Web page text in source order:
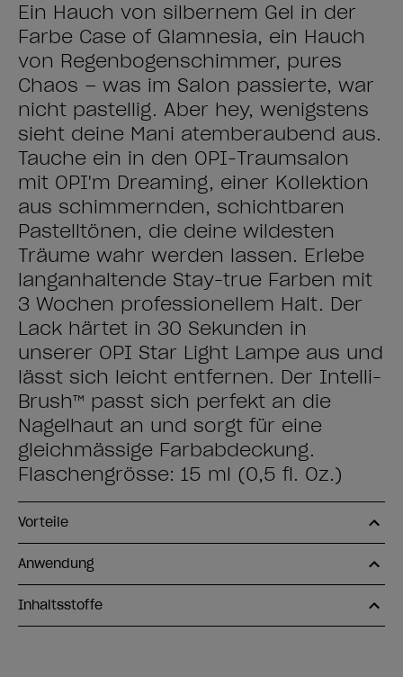
Ein Hauch von silbernem Gel in der
Farbe Case of Glamnesia, ein Hauch
von Regenbogenschimmer, pures
Chaos – was im Salon passierte, war
nicht pastellig. Aber hey, wenigstens
sieht deine Mani atemberaubend aus.
Tauche ein in den OPI-Traumsalon
mit OPI'm Dreaming, einer Kollektion
aus schimmernden, schichtbaren
Pastelltönen, die deine wildesten
Träume wahr werden lassen. Erlebe
langanhaltende Stay-true Farben mit
3 Wochen professionellem Halt. Der
Lack härtet in 30 Sekunden in
unserer OPI Star Light Lampe aus und
lässt sich leicht entfernen. Der Intelli-
Brush™ passt sich perfekt an die
Nagelhaut an und sorgt für eine
gleichmässige Farbabdeckung.
Flaschengrösse: 15 ml (0,5 fl. Oz.)
Vorteile
Anwendung
Inhaltsstoffe